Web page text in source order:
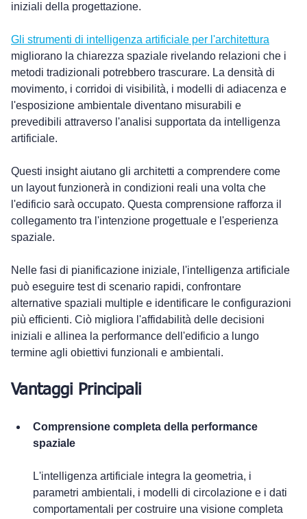
iniziali della progettazione.
Gli strumenti di intelligenza artificiale per l'architettura
migliorano la chiarezza spaziale rivelando relazioni che i
metodi tradizionali potrebbero trascurare. La densità di
movimento, i corridoi di visibilità, i modelli di adiacenza e
l'esposizione ambientale diventano misurabili e
prevedibili attraverso l'analisi supportata da intelligenza
artificiale.
Questi insight aiutano gli architetti a comprendere come
un layout funzionerà in condizioni reali una volta che
l'edificio sarà occupato. Questa comprensione rafforza il
collegamento tra l'intenzione progettuale e l'esperienza
spaziale.
Nelle fasi di pianificazione iniziale, l'intelligenza artificiale
può eseguire test di scenario rapidi, confrontare
alternative spaziali multiple e identificare le configurazioni
più efficienti. Ciò migliora l'affidabilità delle decisioni
iniziali e allinea la performance dell'edificio a lungo
termine agli obiettivi funzionali e ambientali.
Vantaggi Principali
Comprensione completa della performance
spaziale
L'intelligenza artificiale integra la geometria, i
parametri ambientali, i modelli di circolazione e i dati
comportamentali per costruire una visione completa